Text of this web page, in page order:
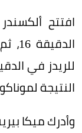
افتتح
النتيجة لموناكو في
وأدرك ميكا